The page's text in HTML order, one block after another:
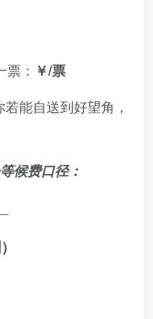
票： ￥/票
若能自送到好望角，
候费口径：